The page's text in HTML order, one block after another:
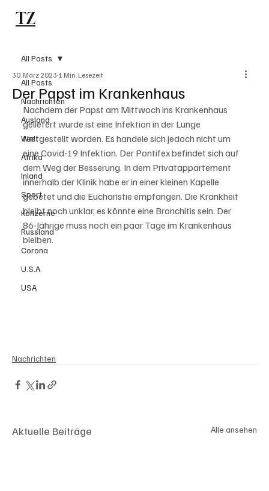
TZ
All Posts
Nachrichten
Ausland
Welt
Afrika
Inland
Sport
Konzerne
Russland
Corona
U.S.A
USA
All Posts
Der Papst im Krankenhaus
30. März 2023 1 Min. Lesezeit
Nachdem der Papst am Mittwoch ins Krankenhaus
geliefert wurde ist eine Infektion in der Lunge
festgestellt worden. Es handele sich jedoch nicht um
eine Covid-19 Infektion. Der Pontifex befindet sich auf
dem Weg der Besserung. In dem Privatappartement
innerhalb der Klinik habe er in einer kleinen Kapelle
gebetet und die Eucharistie empfangen. Die Krankheit
bleibt noch unklar, es könnte eine Bronchitis sein. Der
86-Jährige muss noch ein paar Tage im Krankenhaus
bleiben.
Nachrichten
Aktuelle Beiträge Alle ansehen